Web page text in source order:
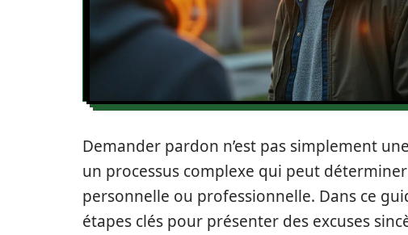
Demander pardon n’est pas simplement
un processus complexe qui peut déterminer
personnelle ou professionnelle. Dans ce
étapes clés pour présenter des excuses